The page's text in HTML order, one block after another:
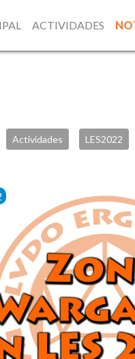
ACTIVIDADES
Actividades LES2022